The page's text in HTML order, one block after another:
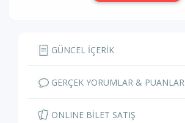
GÜNCEL İÇERİK
GERÇEK YORUMLAR & PUANLAR
ONLINE BİLET SATIŞ